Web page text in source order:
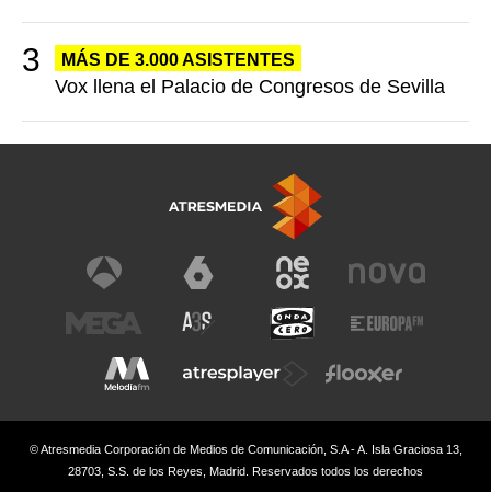
MÁS DE 3.000 ASISTENTES
Vox llena el Palacio de Congresos de Sevilla
© Atresmedia Corporación de Medios de Comunicación, S.A - A. Isla Graciosa 13,
28703, S.S. de los Reyes, Madrid. Reservados todos los derechos